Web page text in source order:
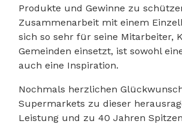
Produkte und Gewinne zu
Zusammenarbeit mit einem
sich so sehr für seine Mitarbeiter,
Gemeinden einsetzt, ist sowohl
auch eine Inspiration.
Nochmals herzlichen
Supermarkets zu dieser
Leistung und zu 40 Jahren